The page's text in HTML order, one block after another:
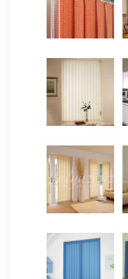
ОСТАВИТЬ ЗАЯВКУ